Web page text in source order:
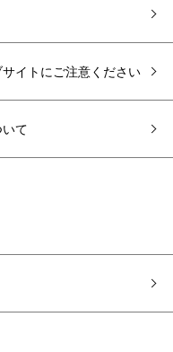
イトにご注意ください
て